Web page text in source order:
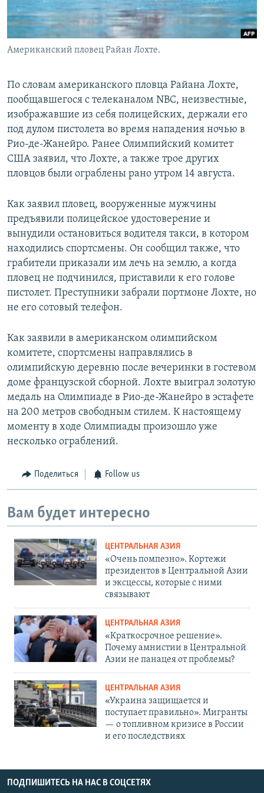
Американский пловец Райан Лохте.
По словам американского пловца Райана Лохте,
пообщавшегося с телеканалом NBC, неизвестные,
изображавшие из себя полицейских, держали его
под дулом пистолета во время нападения ночью в
Рио-де-Жанейро. Ранее Олимпийский комитет
США заявил, что Лохте, а также трое других
пловцов были ограблены рано утром 14 августа.
Как заявил пловец, вооруженные мужчины
предъявили полицейское удостоверение и
вынудили остановиться водителя такси, в котором
находились спортсмены. Он сообщил также, что
грабители приказали им лечь на землю, а когда
пловец не подчинился, приставили к его голове
пистолет. Преступники забрали портмоне Лохте, но
не его сотовый телефон.
Как заявили в американском олимпийском
комитете, спортсмены направлялись в
олимпийскую деревню после вечеринки в гостевом
доме французской сборной. Лохте выиграл золотую
медаль на Олимпиаде в Рио-де-Жанейро в эстафете
на 200 метров свободным стилем. К настоящему
моменту в ходе Олимпиады произошло уже
несколько ограблений.
Поделиться Follow us
Вам будет интересно
ЦЕНТРАЛЬНАЯ АЗИЯ
«Очень помпезно». Кортежи
президентов в Центральной Азии
и эксцессы, которые с ними
связывают
ЦЕНТРАЛЬНАЯ АЗИЯ
«Краткосрочное решение».
Почему амнистии в Центральной
Азии не панацея от проблемы?
ЦЕНТРАЛЬНАЯ АЗИЯ
«Украина защищается и
поступает правильно». Мигранты
— о топливном кризисе в России
и его последствиях
ПОДПИШИТЕСЬ НА НАС В СОЦСЕТЯХ